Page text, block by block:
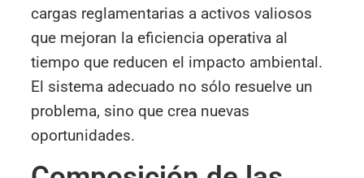
cargas reglamentarias a activos valiosos
que mejoran la eficiencia operativa al
tiempo que reducen el impacto ambiental.
El sistema adecuado no sólo resuelve un
problema, sino que crea nuevas
oportunidades.